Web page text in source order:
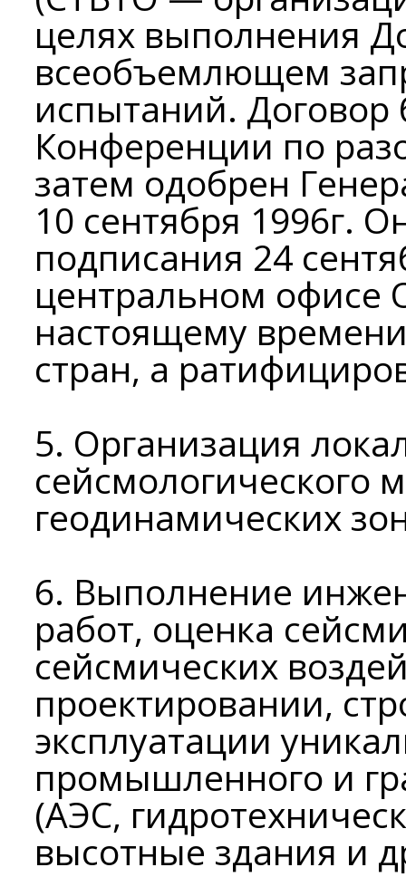
целях выполнения
всеобъемлющем
испытаний. Договор
Конференции по
затем одобрен
10 сентября 1996г.
подписания 24
центральном
настоящему
стран, а
5. Организация
сейсмологического
геодинамических
6. Выполнение
работ, оценка
сейсмических
проектировании,
эксплуатации
промышленного и
(АЭС,
высотные здания и